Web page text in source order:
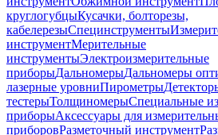
круглогубцыКусачки, болторезы,
кабелерезыСпецинструменты
инструментМерительные
инструментыЭлектроизмерительные
приборыДальномерыДальномеры
лазерные уровниПирометры
тестерыТолщиномерыСпециальные
приборыАксессуары для
приборовРазметочный инструмент